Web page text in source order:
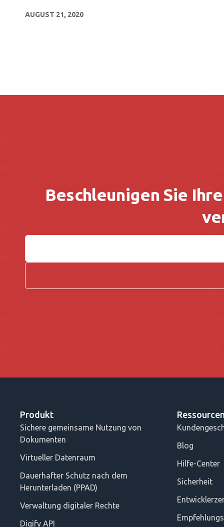
AUGUST 21, 2020
Beschleunigen Sie
Produkt
Sichere gemeinsame Nutzung von
Dokumenten
Virtueller Datenraum
Dauerhafter Schutz nach dem
Herunterladen (PPAD)
Verwaltung digitaler Rechte
Digify API
Blog
Hilfe-Center
Sicherheit